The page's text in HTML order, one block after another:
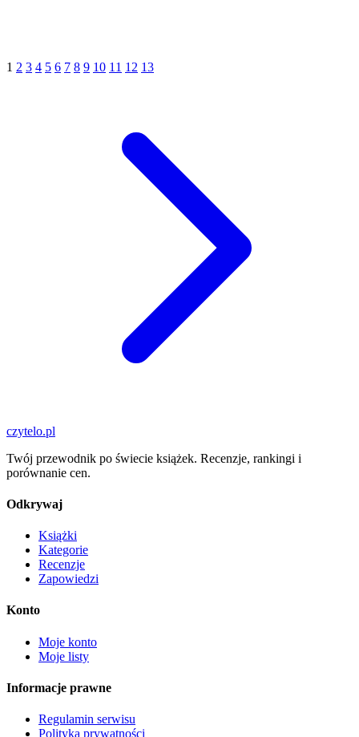
1 2 3 4 5 6 7 8 9 10 11 12 13
czytelo.pl
Twój przewodnik po świecie książek. Recenzje, rankingi i
porównanie cen.
Odkrywaj
Książki
Kategorie
Recenzje
Zapowiedzi
Konto
Moje konto
Moje listy
Informacje prawne
Regulamin serwisu
Polityka prywatności